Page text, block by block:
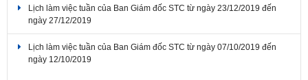
Lịch làm việc tuần của Ban Giám đốc STC từ ngày 07/10/2019 đến
Lịch làm việc tuần của Ban Giám đốc STC từ ngày 04/11/2019 đến